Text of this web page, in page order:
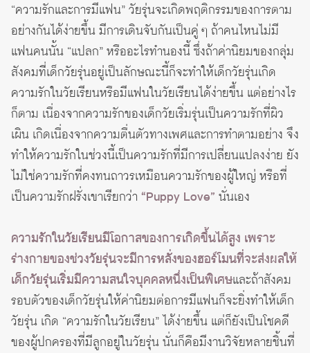
“ความรักและการมีแฟน” วัยรุ่นจะเกิดพฤติกรรมของการตาม
อย่างกันได้ง่ายขึ้น มีการเดินจับกันเป็นคู่ ๆ ถ้าคนไหนไม่มี
แฟนคนนั้น “แปลก” หรืออะไรทำนองนี้ ซึ่งถ้าค่านิยมของกลุ่ม
สังคมที่เด็กวัยรุ่นอยู่เป็นลักษณะนี้ก็จะทำให้เด็กวัยรุ่นเกิด
ความรักในวัยเรียนหรือมีแฟนในวัยเรียนได้ง่ายขึ้น แต่อย่างไร
ก็ตาม เนื่องจากความรักของเด็กวัยเริ่มรุ่นเป็นความรักที่ผิว
เผิน เกิดเนื่องจากความตื่นตัวทางเพศและการทำตามอย่าง จึง
ทำให้ความรักในช่วงนี้เป็นความรักที่มีการเปลี่ยนแปลงง่าย ยัง
ไม่ใช่ความรักที่คงทนถาวรเหมือนความรักของผู้ใหญ่ หรือที่
เป็นความรักฝรั่งเขาเรียกว่า “Puppy Love” นั่นเอง
ความรักในวัยเรียนมีโอกาสของการเกิดขึ้นได้สูง เพราะ
ร่างกายของช่วงวัยรุ่นจะมีการหลั่งของฮอร์โมนที่จะส่งผลให้
เด็กวัยรุ่นเริ่มมีความสนใจบุคคลหนึ่งเป็นพิเศษและถ้าสังคม
รอบตัวของเด็กวัยรุ่นให้ค่านิยมต่อการมีแฟนก็จะยิ่งทำให้เด็ก
วัยรุ่น เกิด “ความรักในวัยเรียน” ได้ง่ายขึ้น แต่ก็ยังเป็นโชคดี
ของผู้ปกครองที่มีลูกอยู่ในวัยรุ่น นั่นก็คือมีงานวิจัยหลายชิ้นที่